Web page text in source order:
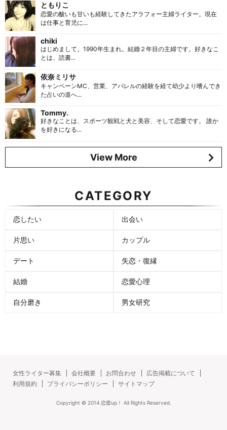
ともりこ
恋愛の酸いも甘いも経験してきたアラフォー主婦ライター。現在
は仕事と育児に...
chiki
はじめまして。1990年生まれ。結婚２年目の主婦です。好きなこ
とは、読書...
依奈ミリサ
キャンペーンMC、営業、アパレルの経験を経て幼少より嗜んでき
た占いの道へ...
Tommy.
好きなことは、スポーツ観戦と犬と美容、そして恋愛です。 誰か
を好きになる...
View More
CATEGORY
恋したい 出会い
片思い カップル
デート 失恋・復縁
結婚 恋愛心理
自分磨き 男女研究
女性ライター募集 会社概要 お問合わせ
広告掲載について
利用規約
プライバシーポリシー サイトマップ
Copyright © 2014 恋愛up！ All Rights Reserved.